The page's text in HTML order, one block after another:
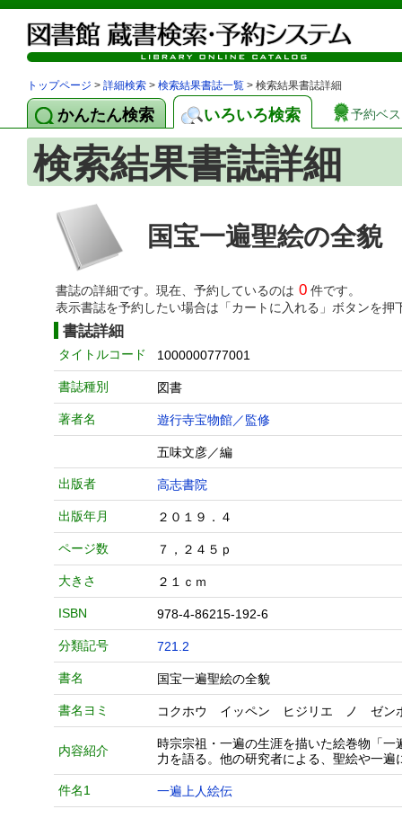
トップページ > 詳細検索 > 検索結果書誌一覧 > 検索結果書誌詳細
かんたん検索 いろいろ検索 予約ベ
検索結果書誌詳細
国宝一遍聖絵の全貌
書誌の詳細です。現在、予約しているのは 0 件です。
表示書誌を予約したい場合は「カートに入れる」ボタンを押
書誌詳細
タイトルコード 1000000777001
書誌種別 図書
著者名 遊行寺宝物館／監修
五味文彦／編
出版者 高志書院
出版年月 ２０１９．４
ページ数 ７，２４５ｐ
大きさ ２１ｃｍ
ISBN 978-4-86215-192-6
分類記号 721.2
書名 国宝一遍聖絵の全貌
書名ヨミ コクホウ イッペン ヒジリエ ノ ゼン
内容紹介
時宗宗祖・一遍の生涯を描いた絵巻物「
力を語る。他の研究者による、聖絵や一遍
件名1 一遍上人絵伝